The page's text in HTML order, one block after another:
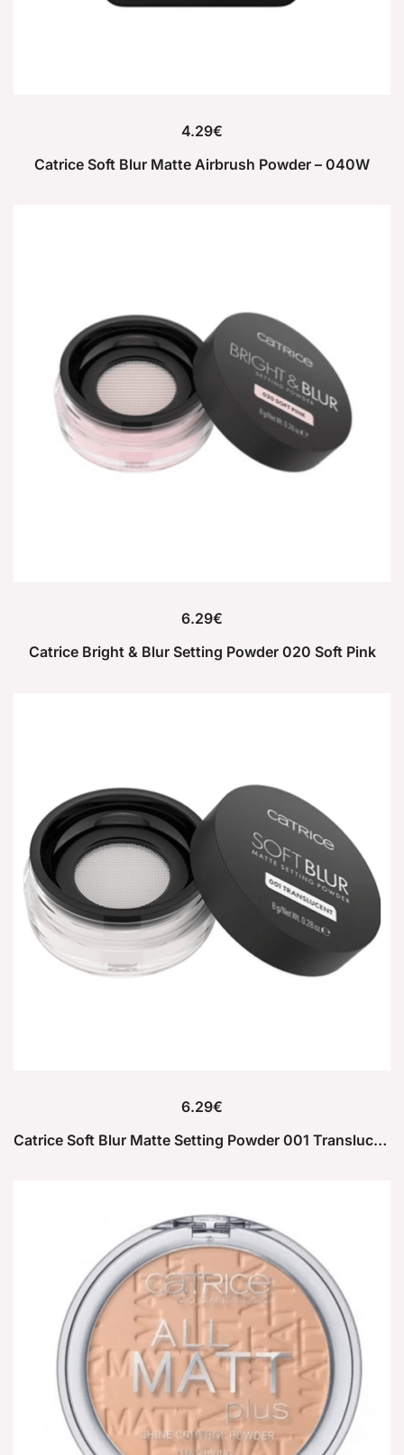
4.29€
Catrice Soft Blur Matte Airbrush Powder – 040W
6.29€
Catrice Bright & Blur Setting Powder 020 Soft Pink
6.29€
Catrice Soft Blur Matte Setting Powder 001 Translucent